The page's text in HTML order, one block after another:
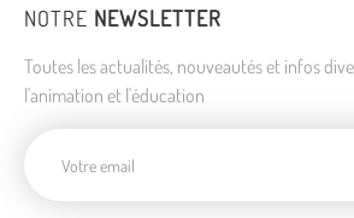
NOTRE NEWSLETTER
Toutes les actualités, nouveautés et infos
l'animation et l'éducation